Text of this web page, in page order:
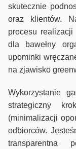
skutecznie
oraz klientów.
procesu
dla bawełny
upominki
na zjawisko
Wykorzystanie
strategiczny
(minimalizacji
odbiorców.
transparentna